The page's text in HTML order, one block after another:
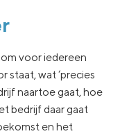
voor iedereen
staat, wat ‘precies
naartoe gaat, hoe
bedrijf daar gaat
en het